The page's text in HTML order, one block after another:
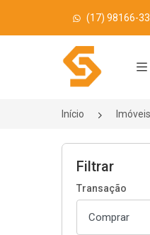
(17) 98166-
Página inicial
Início
Filtrar
Transação